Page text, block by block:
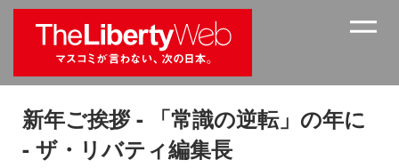
新年ご挨拶 - 「常識の逆転」の年に
- ザ・リバティ編集長